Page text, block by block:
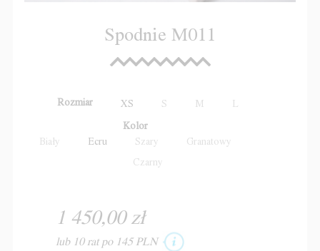
Spodnie M011
Rozmiar XS S M
Kolor
Biały
Ecru Szary Granatowy
Czarny
1 450,00 zł
lub 10 rat po 145 PLN